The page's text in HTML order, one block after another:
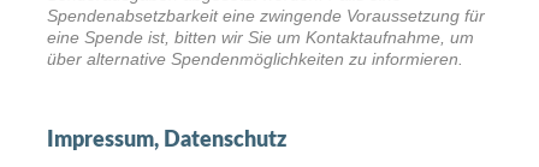
Spendenabsetzbarkeit eine zwingende Voraussetzung für
eine Spende ist, bitten wir Sie um Kontaktaufnahme, um
über alternative Spendenmöglichkeiten zu informieren.
Impressum, Datenschutz